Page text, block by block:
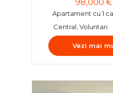
Apartament cu 1
Central, Voluntari
Vezi mai